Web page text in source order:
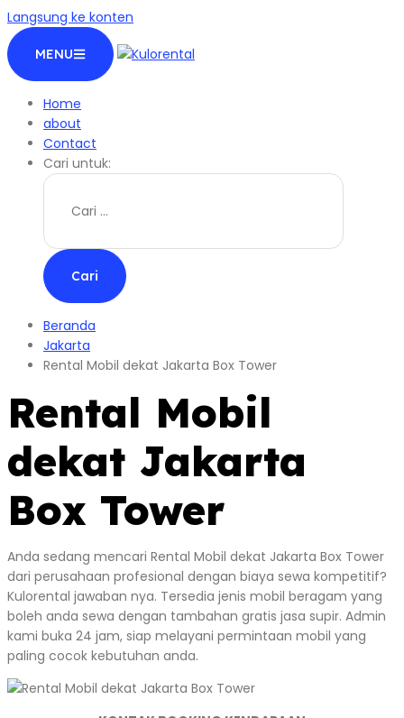
Langsung ke konten
MENU
Home
about
Contact
Cari untuk:
Beranda
Jakarta
Rental Mobil dekat Jakarta Box Tower
Rental Mobil
dekat Jakarta
Box Tower
Anda sedang mencari Rental Mobil dekat Jakarta Box Tower
dari perusahaan profesional dengan biaya sewa kompetitif?
Kulorental jawaban nya. Tersedia jenis mobil beragam yang
boleh anda sewa dengan tambahan gratis jasa supir. Admin
kami buka 24 jam, siap melayani permintaan mobil yang
paling cocok kebutuhan anda.